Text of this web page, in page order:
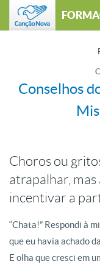
Conselhos
Choros ou
atrapalhar,
incentivar a
“Chata!” Respondi à
que eu havia achado
E olha que cresci em